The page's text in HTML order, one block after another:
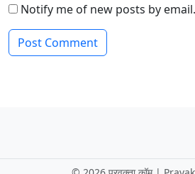
Notify me of new posts by email.